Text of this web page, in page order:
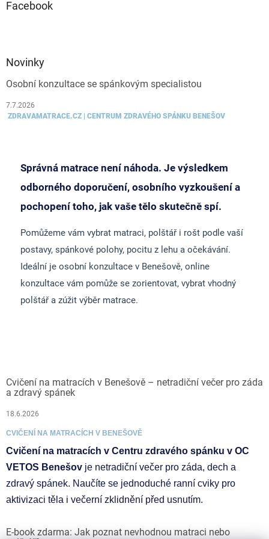
Facebook
Novinky
Osobní konzultace se spánkovým specialistou
7.7.2026
ZDRAVAMATRACE.CZ | CENTRUM ZDRAVÉHO SPÁNKU BENEŠOV
Správná matrace není náhoda. Je výsledkem
odborného doporučení, osobního vyzkoušení a
pochopení toho, jak vaše tělo skutečně spí.
Pomůžeme vám vybrat matraci, polštář i rošt podle vaší
postavy, spánkové polohy, pocitu z lehu a očekávání.
Ideální je osobní konzultace v Benešově, online
konzultace vám pomůže se zorientovat, vybrat vhodný
polštář a zúžit výběr matrace.
Cvičení na matracích v Benešově – netradiční večer pro záda
a zdravý spánek
18.6.2026
CVIČENÍ NA MATRACÍCH V BENEŠOVĚ
Cvičení na matracích v Centru zdravého spánku v OC
VETOS Benešov je netradiční večer pro záda, dech a
zdravý spánek. Naučíte se jednoduché ranní cviky pro
aktivizaci těla i večerní zklidnění před usnutím.
E-book zdarma: Jak poznat nevhodnou matraci nebo